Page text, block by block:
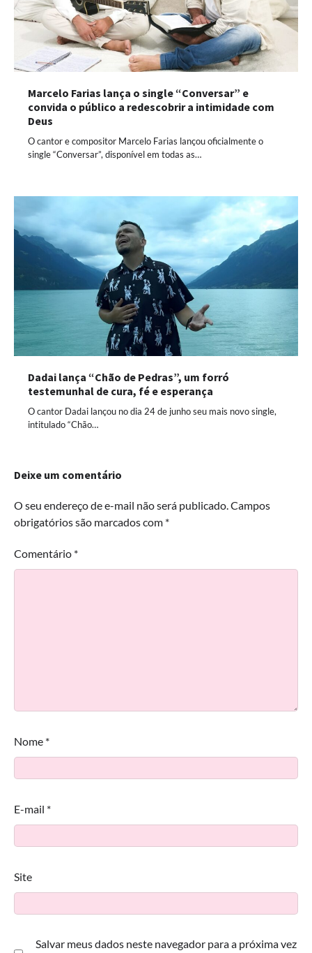
Marcelo Farias lança o single “Conversar” e
convida o público a redescobrir a intimidade com
Deus
O cantor e compositor Marcelo Farias lançou oficialmente o
single “Conversar”, disponível em todas as…
Dadai lança “Chão de Pedras”, um forró
testemunhal de cura, fé e esperança
O cantor Dadai lançou no dia 24 de junho seu mais novo single,
intitulado “Chão…
Deixe um comentário
O seu endereço de e-mail não será publicado.Campos
obrigatórios são marcados com *
Comentário *
Nome *
E-mail *
Site
Salvar meus dados neste navegador para a próxima vez